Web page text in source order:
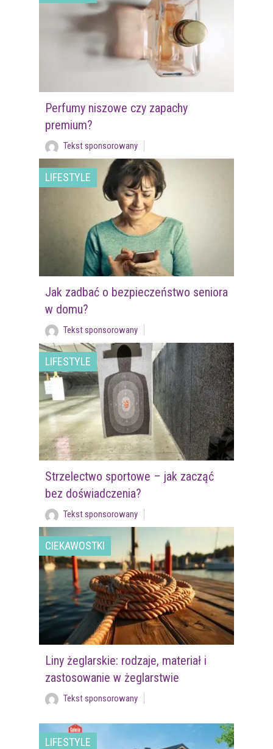
Perfumy niszowe czy zapachy
premium?
Tekst sponsorowany
LIFESTYLE
Jak zadbać o bezpieczeństwo seniora
w domu?
Tekst sponsorowany
LIFESTYLE
Strzelectwo sportowe – jak zacząć
bez doświadczenia?
Tekst sponsorowany
CIEKAWOSTKI
Liny żeglarskie: rodzaje, materiał i
zastosowanie w żeglarstwie
Tekst sponsorowany
LIFESTYLE